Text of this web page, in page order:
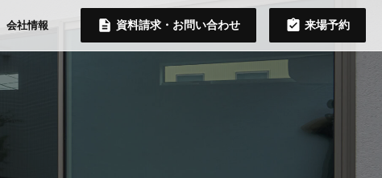
会社情報 資料請求・お問い合わせ 来場予約